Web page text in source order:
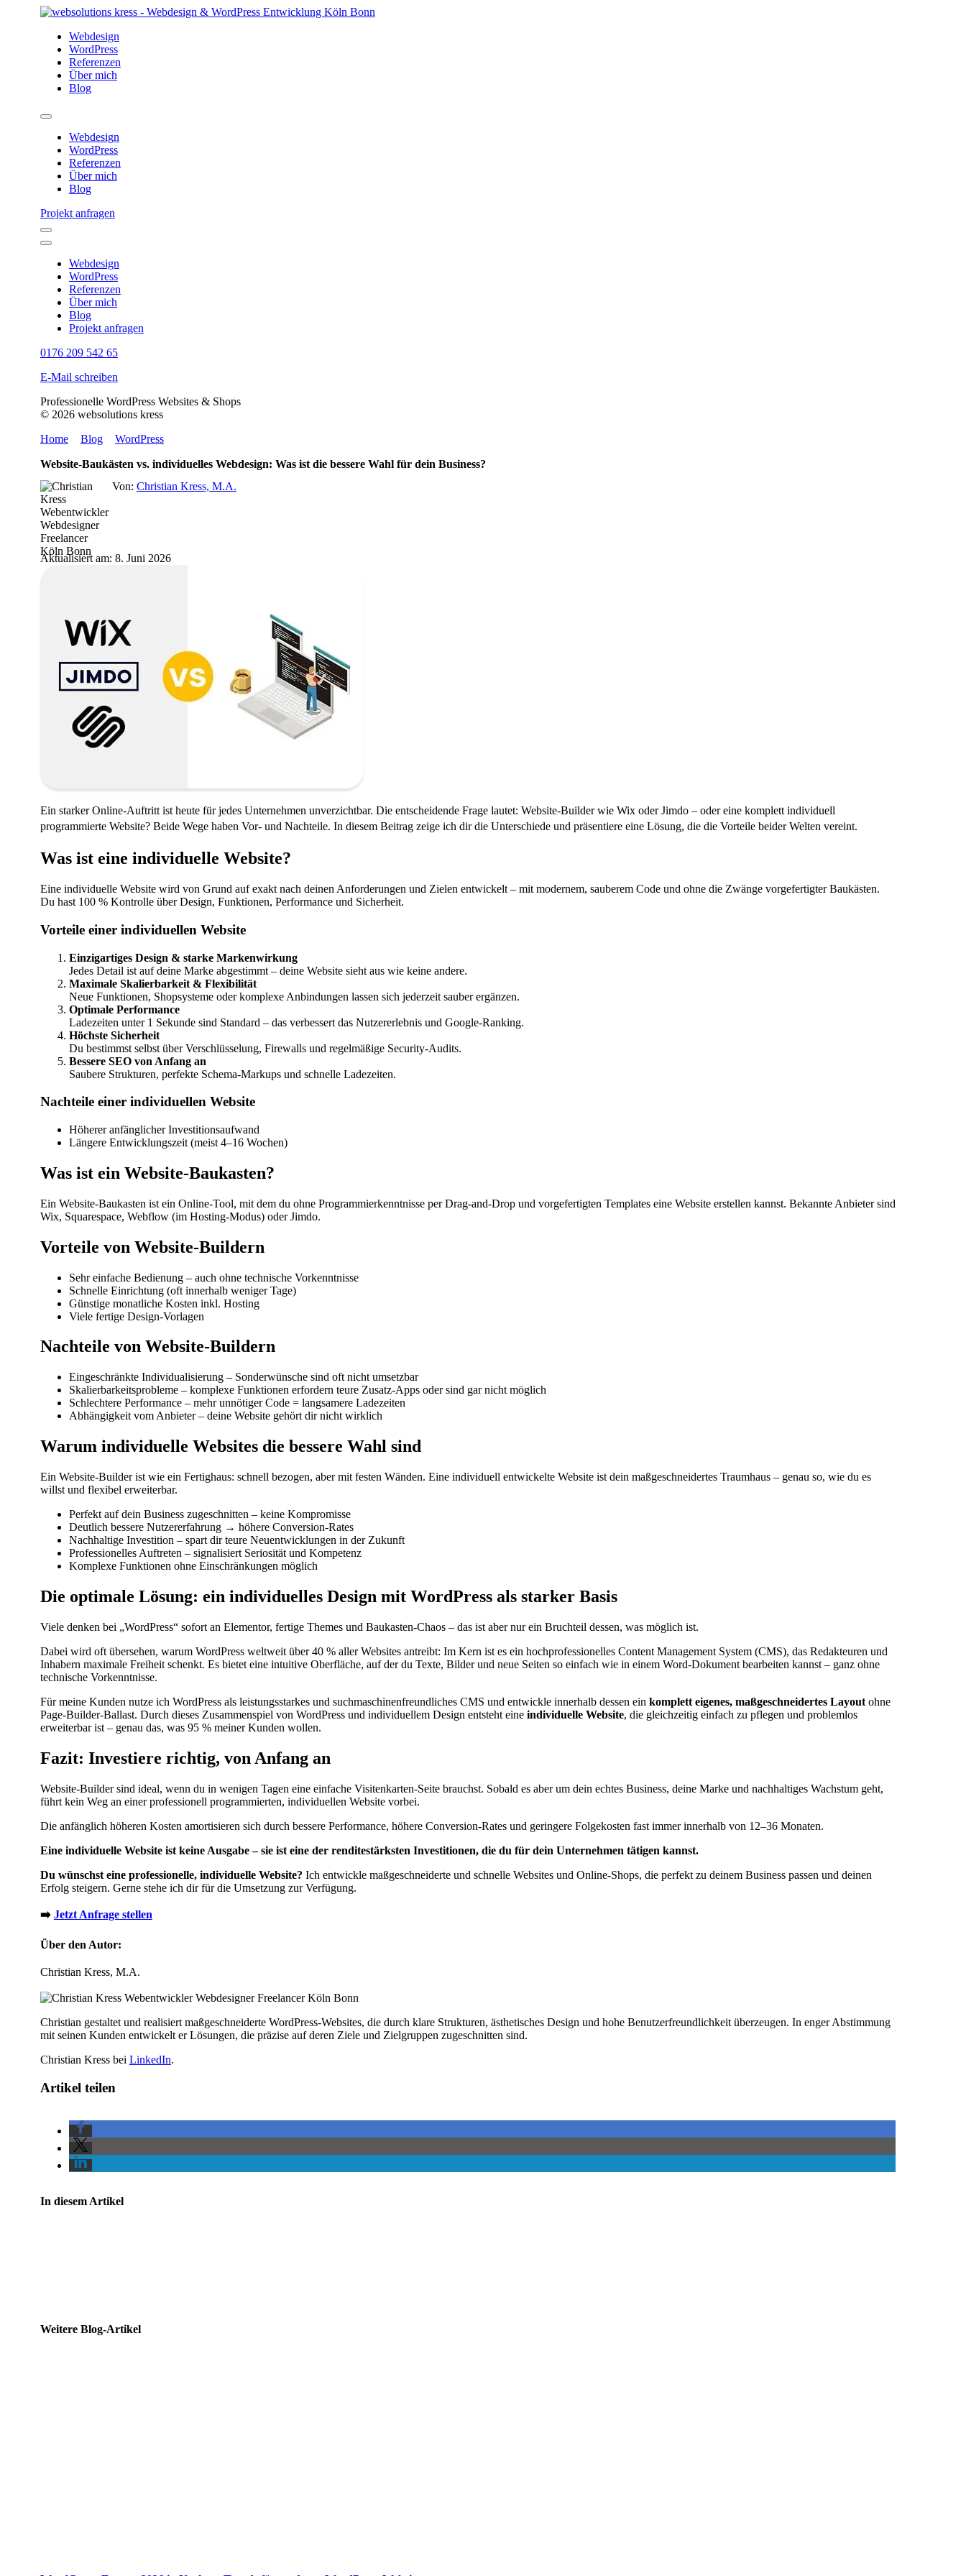
Webdesign
WordPress
Referenzen
Über mich
Blog
Webdesign
WordPress
Referenzen
Über mich
Blog
Projekt anfragen
Webdesign
WordPress
Referenzen
Über mich
Blog
Projekt anfragen
0176 209 542 65
E-Mail schreiben
Professionelle WordPress Websites & Shops
© 2026 websolutions kress
Home> Blog> WordPress
Website-Baukästen vs. individuelles Webdesign: Was ist die bessere Wahl für dein Business?
Von: Christian Kress, M.A.
Aktualisiert am: 8. Juni 2026
Ein starker Online-Auftritt ist heute für jedes Unternehmen unverzichtbar. Die entscheidende Frage lautet: Website-Builder wie Wix oder Jimdo – oder eine komplett individuell
programmierte Website? Beide Wege haben Vor- und Nachteile. In diesem Beitrag zeige ich dir die Unterschiede und präsentiere eine Lösung, die die Vorteile beider Welten vereint.
Was ist eine individuelle Website?
Eine individuelle Website wird von Grund auf exakt nach deinen Anforderungen und Zielen entwickelt – mit modernem, sauberem Code und ohne die Zwänge vorgefertigter Baukästen.
Du hast 100 % Kontrolle über Design, Funktionen, Performance und Sicherheit.
Vorteile einer individuellen Website
Einzigartiges Design & starke Markenwirkung
Jedes Detail ist auf deine Marke abgestimmt – deine Website sieht aus wie keine andere.
Maximale Skalierbarkeit & Flexibilität
Neue Funktionen, Shopsysteme oder komplexe Anbindungen lassen sich jederzeit sauber ergänzen.
Optimale Performance
Ladezeiten unter 1 Sekunde sind Standard – das verbessert das Nutzererlebnis und Google-Ranking.
Höchste Sicherheit
Du bestimmst selbst über Verschlüsselung, Firewalls und regelmäßige Security-Audits.
Bessere SEO von Anfang an
Saubere Strukturen, perfekte Schema-Markups und schnelle Ladezeiten.
Nachteile einer individuellen Website
Höherer anfänglicher Investitionsaufwand
Längere Entwicklungszeit (meist 4–16 Wochen)
Was ist ein Website-Baukasten?
Ein Website-Baukasten ist ein Online-Tool, mit dem du ohne Programmierkenntnisse per Drag-and-Drop und vorgefertigten Templates eine Website erstellen kannst. Bekannte Anbieter sind
Wix, Squarespace, Webflow (im Hosting-Modus) oder Jimdo.
Vorteile von Website-Buildern
Sehr einfache Bedienung – auch ohne technische Vorkenntnisse
Schnelle Einrichtung (oft innerhalb weniger Tage)
Günstige monatliche Kosten inkl. Hosting
Viele fertige Design-Vorlagen
Nachteile von Website-Buildern
Eingeschränkte Individualisierung – Sonderwünsche sind oft nicht umsetzbar
Skalierbarkeitsprobleme – komplexe Funktionen erfordern teure Zusatz-Apps oder sind gar nicht möglich
Schlechtere Performance – mehr unnötiger Code = langsamere Ladezeiten
Abhängigkeit vom Anbieter – deine Website gehört dir nicht wirklich
Warum individuelle Websites die bessere Wahl sind
Ein Website-Builder ist wie ein Fertighaus: schnell bezogen, aber mit festen Wänden. Eine individuell entwickelte Website ist dein maßgeschneidertes Traumhaus – genau so, wie du es
willst und flexibel erweiterbar.
Perfekt auf dein Business zugeschnitten – keine Kompromisse
Deutlich bessere Nutzererfahrung → höhere Conversion-Rates
Nachhaltige Investition – spart dir teure Neuentwicklungen in der Zukunft
Professionelles Auftreten – signalisiert Seriosität und Kompetenz
Komplexe Funktionen ohne Einschränkungen möglich
Die optimale Lösung: ein individuelles Design mit WordPress als starker Basis
Viele denken bei „WordPress“ sofort an Elementor, fertige Themes und Baukasten-Chaos – das ist aber nur ein Bruchteil dessen, was möglich ist.
Dabei wird oft übersehen, warum WordPress weltweit über 40 % aller Websites antreibt: Im Kern ist es ein hochprofessionelles Content Management System (CMS), das Redakteuren und
Inhabern maximale Freiheit schenkt. Es bietet eine intuitive Oberfläche, auf der du Texte, Bilder und neue Seiten so einfach wie in einem Word-Dokument bearbeiten kannst – ganz ohne
technische Vorkenntnisse.
Für meine Kunden nutze ich WordPress als leistungsstarkes und suchmaschinenfreundliches CMS und entwickle innerhalb dessen ein komplett eigenes, maßgeschneidertes Layoutohne
Page-Builder-Ballast. Durch dieses Zusammenspiel von WordPress und individuellem Design entsteht eineindividuelle Website, die gleichzeitig einfach zu pflegen und problemlos
erweiterbar ist – genau das, was 95 % meiner Kunden wollen.
Fazit: Investiere richtig, von Anfang an
Website-Builder sind ideal, wenn du in wenigen Tagen eine einfache Visitenkarten-Seite brauchst. Sobald es aber um dein echtes Business, deine Marke und nachhaltiges Wachstum geht,
führt kein Weg an einer professionell programmierten, individuellen Website vorbei.
Die anfänglich höheren Kosten amortisieren sich durch bessere Performance, höhere Conversion-Rates und geringere Folgekosten fast immer innerhalb von 12–36 Monaten.
Eine individuelle Website ist keine Ausgabe – sie ist eine der renditestärksten Investitionen, die du für dein Unternehmen tätigen kannst.
Du wünschst eine professionelle, individuelle Website? Ich entwickle maßgeschneiderte und schnelle Websites und Online-Shops, die perfekt zu deinem Business passen und deinen
Erfolg steigern. Gerne stehe ich dir für die Umsetzung zur Verfügung.
➡️ Jetzt Anfrage stellen
Über den Autor:
Christian Kress, M.A.
Christian gestaltet und realisiert maßge­schnei­derte WordPress-Web­sites, die durch klare Strukturen, ästhetisches Design und hohe Benutzer­freund­lich­keit überzeugen. In enger Abstim­mung
mit seinen Kunden entwickelt er Lösungen, die präzise auf deren Ziele und Zielgruppen zugeschnitten sind.
Christian Kress bei LinkedIn.
Artikel teilen
In diesem Artikel
Weitere Blog-Artikel